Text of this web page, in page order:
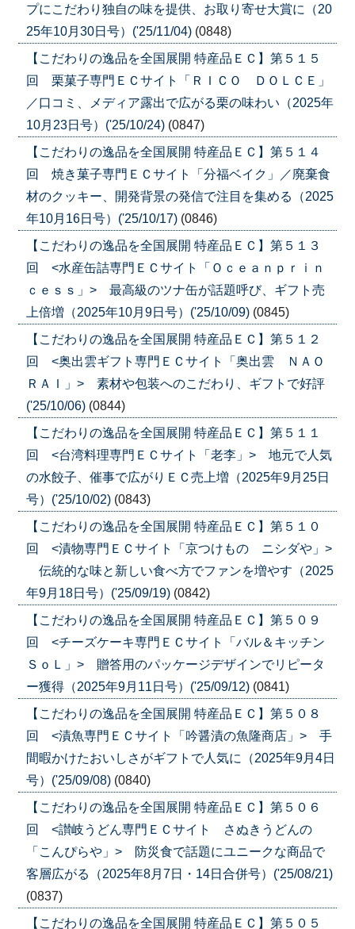
プにこだわり独自の味を提供、お取り寄せ大賞に（20
25年10月30日号）('25/11/04) (0848)
【こだわりの逸品を全国展開 特産品ＥＣ】第５１５
回 栗菓子専門ＥＣサイト「ＲＩＣＯ ＤＯＬＣＥ」
／口コミ、メディア露出で広がる栗の味わい（2025年
10月23日号）('25/10/24) (0847)
【こだわりの逸品を全国展開 特産品ＥＣ】第５１４
回 焼き菓子専門ＥＣサイト「分福ベイク」／廃棄食
材のクッキー、開発背景の発信で注目を集める（2025
年10月16日号）('25/10/17) (0846)
【こだわりの逸品を全国展開 特産品ＥＣ】第５１３
回 <水産缶詰専門ＥＣサイト「Ｏｃｅａｎｐｒｉｎ
ｃｅｓｓ」> 最高級のツナ缶が話題呼び、ギフト売
上倍増（2025年10月9日号）('25/10/09) (0845)
【こだわりの逸品を全国展開 特産品ＥＣ】第５１２
回 <奥出雲ギフト専門ＥＣサイト「奥出雲 ＮＡＯ
ＲＡＩ」> 素材や包装へのこだわり、ギフトで好評
('25/10/06) (0844)
【こだわりの逸品を全国展開 特産品ＥＣ】第５１１
回 <台湾料理専門ＥＣサイト「老李」> 地元で人気
の水餃子、催事で広がりＥＣ売上増（2025年9月25日
号）('25/10/02) (0843)
【こだわりの逸品を全国展開 特産品ＥＣ】第５１０
回 <漬物専門ＥＣサイト「京つけもの ニシダや」>
伝統的な味と新しい食べ方でファンを増やす（2025
年9月18日号）('25/09/19) (0842)
【こだわりの逸品を全国展開 特産品ＥＣ】第５０９
回 <チーズケーキ専門ＥＣサイト「バル＆キッチン
ＳｏＬ」> 贈答用のパッケージデザインでリピータ
ー獲得（2025年9月11日号）('25/09/12) (0841)
【こだわりの逸品を全国展開 特産品ＥＣ】第５０８
回 <漬魚専門ＥＣサイト「吟醤漬の魚隆商店」> 手
間暇かけたおいしさがギフトで人気に（2025年9月4日
号）('25/09/08) (0840)
【こだわりの逸品を全国展開 特産品ＥＣ】第５０６
回 <讃岐うどん専門ＥＣサイト さぬきうどんの
「こんぴらや」> 防災食で話題にユニークな商品で
客層広がる（2025年8月7日・14日合併号）('25/08/21)
(0837)
【こだわりの逸品を全国展開 特産品ＥＣ】第５０５